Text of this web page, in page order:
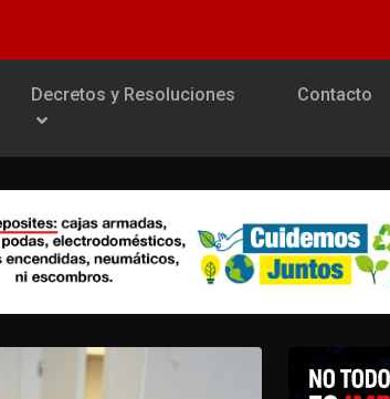
Decretos y Resoluciones Contacto